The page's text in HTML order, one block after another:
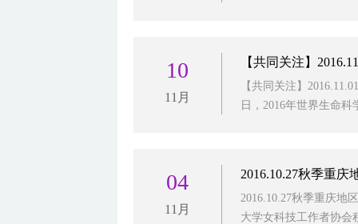
10
11月
【共同关注】
【共同关注】
日，2016年世界生命
04
11月
2016.10.27秋季重庆
2016.10.27秋季重庆地
大学女科技工作者协会